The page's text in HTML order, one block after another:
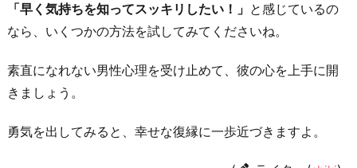
「早く気持ちを知ってスッキリしたい！」 と感じているの
なら、いくつかの方法を試してみてくださいね。
素直になれない男性心理を受け止めて、彼の心を上手に開
きましょう。
勇気を出してみると、幸せな復縁に一歩近づきますよ。